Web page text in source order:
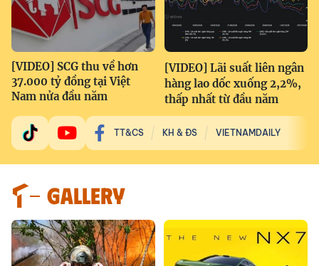
[VIDEO] SCG thu về hơn
37.000 tỷ đồng tại Việt
Nam nửa đầu năm
[VIDEO] Lãi suất liên ngân
hàng lao dốc xuống 2,2%,
thấp nhất từ đầu năm
TT&CS KH & ĐS VIETNAMDAILY
GALLERY